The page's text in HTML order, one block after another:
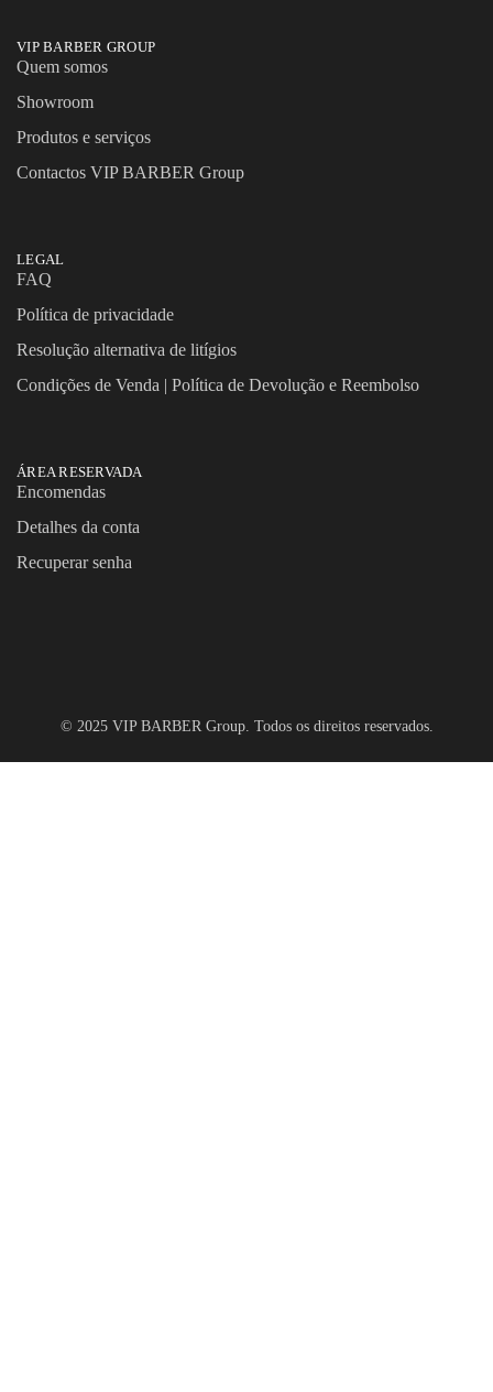
VIP BARBER GROUP
Quem somos
Showroom
Produtos e serviços
Contactos VIP BARBER Group
LEGAL
FAQ
Política de privacidade
Resolução alternativa de litígios
Condições de Venda | Política de Devolução e Reembolso
ÁREA RESERVADA
Encomendas
Detalhes da conta
Recuperar senha
© 2025 VIP BARBER Group. Todos os direitos reservados.